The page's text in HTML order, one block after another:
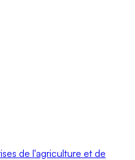
de l'agriculture et de